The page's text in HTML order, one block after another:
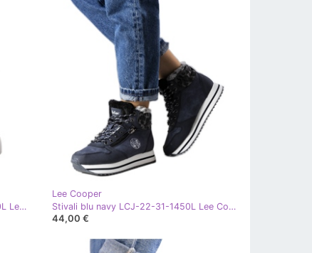
Stivali isolanti grigi LCJ-22-44-1340L Lee Cooper grigio
Lee Cooper
Stivali blu navy LCJ-22-31-1450L Lee Cooper
44,00 €